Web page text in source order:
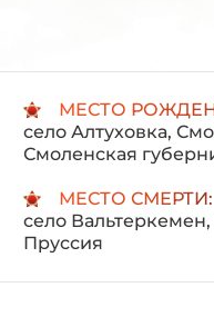
МЕСТО
село Алтуховка,
Смоленская
МЕСТО СМЕРТИ:
село
Пруссия